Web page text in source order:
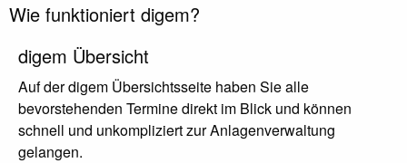
Wie funktioniert digem?
digem Übersicht
Auf der digem Übersichtsseite haben Sie alle
bevorstehenden Termine direkt im Blick und können
schnell und unkompliziert zur Anlagenverwaltung
gelangen.